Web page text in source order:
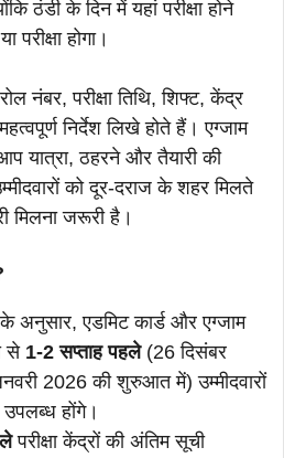
ठंडी के दिन में यहां परीक्षा होने
परीक्षा होगा।
नंबर, परीक्षा तिथि, शिफ्ट, केंद्र
निर्देश लिखे होते हैं। एग्जाम
यात्रा, ठहरने और तैयारी की
को दूर-दराज के शहर मिलते
मिलना जरूरी है।
अनुसार, एडमिट कार्ड और एग्जाम
से 1-2 सप्ताह पहले(26 दिसंबर
2026 की शुरुआत में) उम्मीदवारों
उपलब्ध होंगे।
परीक्षा केंद्रों की अंतिम सूची